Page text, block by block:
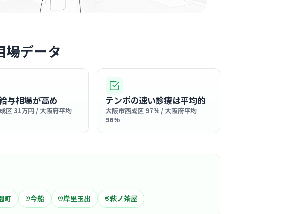
田中胃腸内科
岸里駅周辺
地域に根ざした「かかりつけ医」として、アットホームで
温かい雰囲気が魅力のクリニックです。
猪木産婦人科
最寄り 花園町駅周辺
場データ
与相場が高め
区 31万円 / 大阪府平均
テンポの速い診療は平均的
大阪市西成区 97% / 大阪府平均
96%
町 今船 岸里玉出 萩ノ茶屋